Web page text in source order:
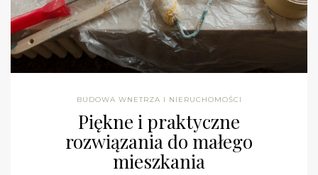
BUDOWA WNETRZA I NIERUCHOMOŚCI
Piękne i praktyczne
rozwiązania do małego
mieszkania